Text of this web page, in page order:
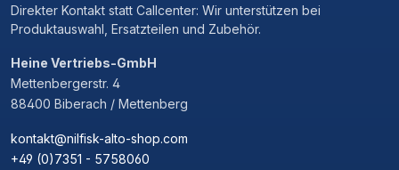
Direkter Kontakt statt Callcenter: Wir unterstützen bei
Produktauswahl, Ersatzteilen und Zubehör.
Heine Vertriebs-GmbH
Mettenbergerstr. 4
88400 Biberach / Mettenberg
kontakt@nilfisk-alto-shop.com
+49 (0)7351 - 5758060